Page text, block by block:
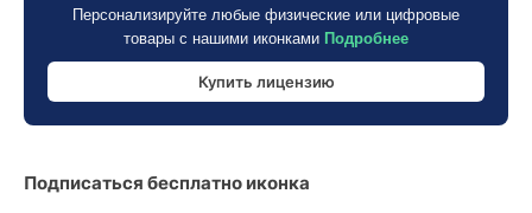
Персонализируйте любые физические или цифровые
товары с нашими иконками Подробнее
Купить лицензию
Подписаться бесплатно иконка